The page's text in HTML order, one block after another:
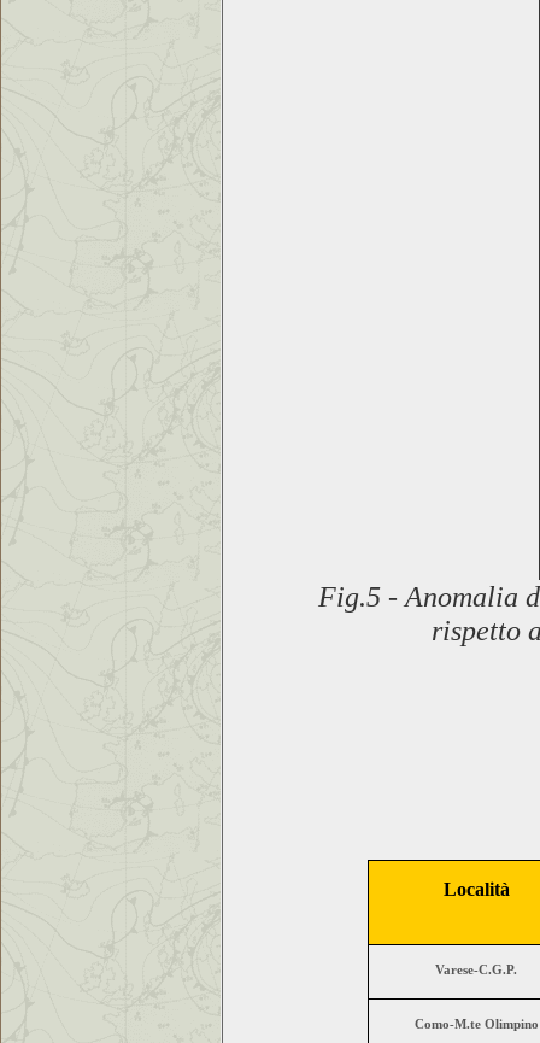
Fig.5 - Anomalia
rispetto
Località
Varese-C.G.P.
Como-M.te Olimpino